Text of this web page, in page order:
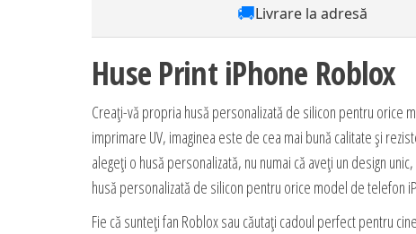
🚚Livrare la adresă
Huse Print iPhone Roblox
Creați-vă propria husă personalizată de silicon pentru orice
imprimare UV, imaginea este de cea mai bună calitate și
alegeți o husă personalizată, nu numai că aveți un design
husă personalizată de silicon pentru orice model de telefon
Fie că sunteți fan Roblox sau căutați cadoul perfect pentru